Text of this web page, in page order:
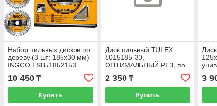
Набор пильных дисков по
дереву (3 шт; 185х30 мм)
INGCO TSB51852153
10 450 ₸
Купить
Диск пильный TULEX
8015185-30,
ОПТИМАЛЬНЫЙ РЕЗ, по
дереву, 185х20мм, 30Т
2 350₸
Купить
3